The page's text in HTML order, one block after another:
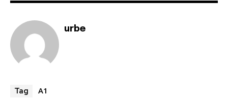
urbe
Tag A1